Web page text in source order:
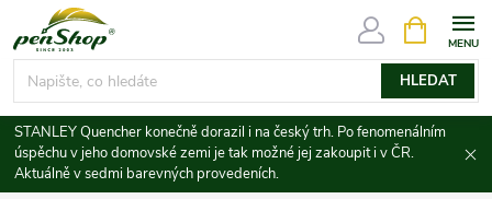
na
obsah
HLEDAT
NÁKUPNÍ
KOŠÍK
STANLEY Quencher konečně dorazil i na český trh. Po fenomenálním
úspěchu v jeho domovské zemi je tak možné jej zakoupit i v ČR.
Aktuálně v sedmi barevných provedeních.